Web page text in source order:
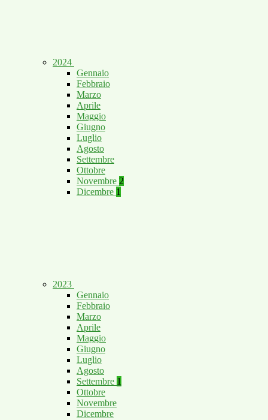
2024
Gennaio
Febbraio
Marzo
Aprile
Maggio
Giugno
Luglio
Agosto
Settembre
Ottobre
Novembre 2
Dicembre 1
2023
Gennaio
Febbraio
Marzo
Aprile
Maggio
Giugno
Luglio
Agosto
Settembre 1
Ottobre
Novembre
Dicembre